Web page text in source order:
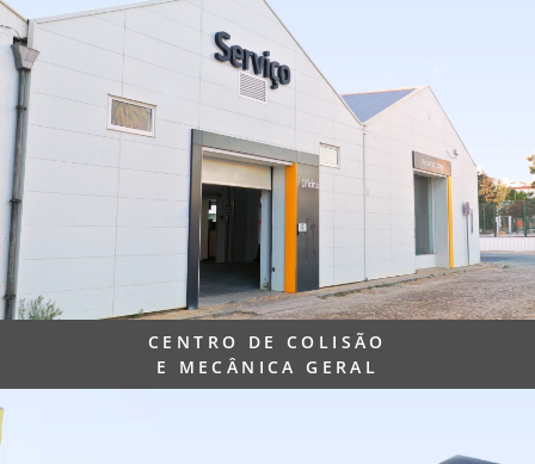
CENTRO DE COLISÃO
E MECÂNICA GERAL